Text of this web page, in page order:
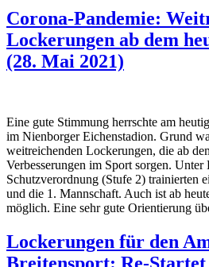
Corona-Pandemie:
Lockerungen ab dem
(28. Mai 2021)
Eine gute Stimmung herrschte am
im Nienborger Eichenstadion. Grund
weitreichenden Lockerungen, die ab
Verbesserungen im Sport sorgen.
Schutzverordnung (Stufe 2) trainierten
und die 1. Mannschaft. Auch ist ab
möglich. Eine sehr gute Orientierung
Lockerungen für den